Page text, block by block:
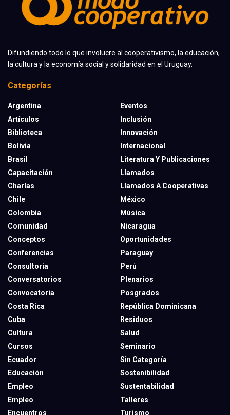
Difundiendo todo lo que involucre al cooperativismo, la educación,
la cultura y la economía social y solidaridad en el Uruguay.
Categorías
Argentina
Artículos
Biblioteca
Bolivia
Brasil
Capacitación
Charlas
Chile
Colombia
Comunidad
Conceptos
Conferencias
Consultoría
Conversatorios
Convocatoria
Costa Rica
Cuba
Cultura
Cursos
Ecuador
Educación
Empleo
Empleo
Encuentros
Eventos
Inclusión
Innovación
Internacional
Literatura Y Publicaciones
Llamados
Llamados A Cooperativas
México
Música
Nicaragua
Oportunidades
Paraguay
Perú
Plenarios
Posgrados
República Dominicana
Residuos
Salud
Seminario
Sin Categoría
Sostenibilidad
Sustentabilidad
Talleres
Turismo